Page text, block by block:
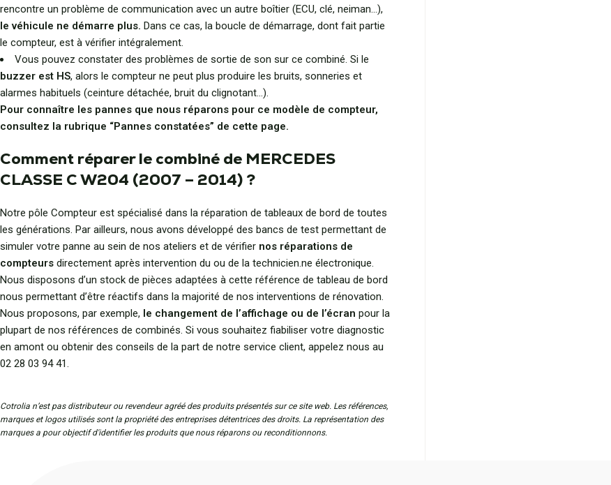
rencontre un problème de communication avec un autre boîtier (ECU, clé, neiman…),
le véhicule ne démarre plus. Dans ce cas, la boucle de démarrage, dont fait partie
le compteur, est à vérifier intégralement.
Vous pouvez constater des problèmes de sortie de son sur ce combiné. Si le
buzzer est HS, alors le compteur ne peut plus produire les bruits, sonneries et
alarmes habituels (ceinture détachée, bruit du clignotant…).
Pour connaître les pannes que nous réparons pour ce modèle de compteur,
consultez la rubrique “Pannes constatées” de cette page.
Comment réparer le combiné de MERCEDES
CLASSE C W204 (2007 – 2014) ?
Notre pôle Compteur est spécialisé dans la réparation de tableaux de bord de toutes
les générations. Par ailleurs, nous avons développé des bancs de test permettant de
simuler votre panne au sein de nos ateliers et de vérifier nos réparations de
compteurs directement après intervention du ou de la technicien.ne électronique.
Nous disposons d’un stock de pièces adaptées à cette référence de tableau de bord
nous permettant d’être réactifs dans la majorité de nos interventions de rénovation.
Nous proposons, par exemple, le changement de l’affichage ou de l’écran pour la
plupart de nos références de combinés. Si vous souhaitez fiabiliser votre diagnostic
en amont ou obtenir des conseils de la part de notre service client, appelez nous au
02 28 03 94 41.
Cotrolia n’est pas distributeur ou revendeur agréé des produits présentés sur ce site web. Les références,
marques et logos utilisés sont la propriété des entreprises détentrices des droits. La représentation des
marques a pour objectif d'identifier les produits que nous réparons ou reconditionnons.